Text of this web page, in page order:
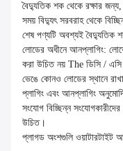
বৈদ্যুতিক শক থেকে রক্ষার জন্য,
সময় বিদ্যুৎ সরবরাহ থেকে
শেষ পণ্যটি অবশ্যই বৈদ্যুতিক
লোডের অধীনে আনপ্লাগিং:
করা উচিত নয় The ডিসি / এসি
ভেঙে কোনও লোডের স্থানে
প্লাগিং এবং আনপ্লাগিং
সংযোগ বিচ্ছিন্ন
উচিত।
প্লাগড অংশগুলি ওয়াটারটাইট